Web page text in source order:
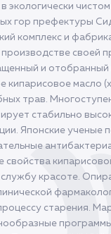
экологически
гор префектуры
комплекс и
своей
и
кипарисовое масло
трав.
стабильно
Японские ученые
службу красоте.
старения.